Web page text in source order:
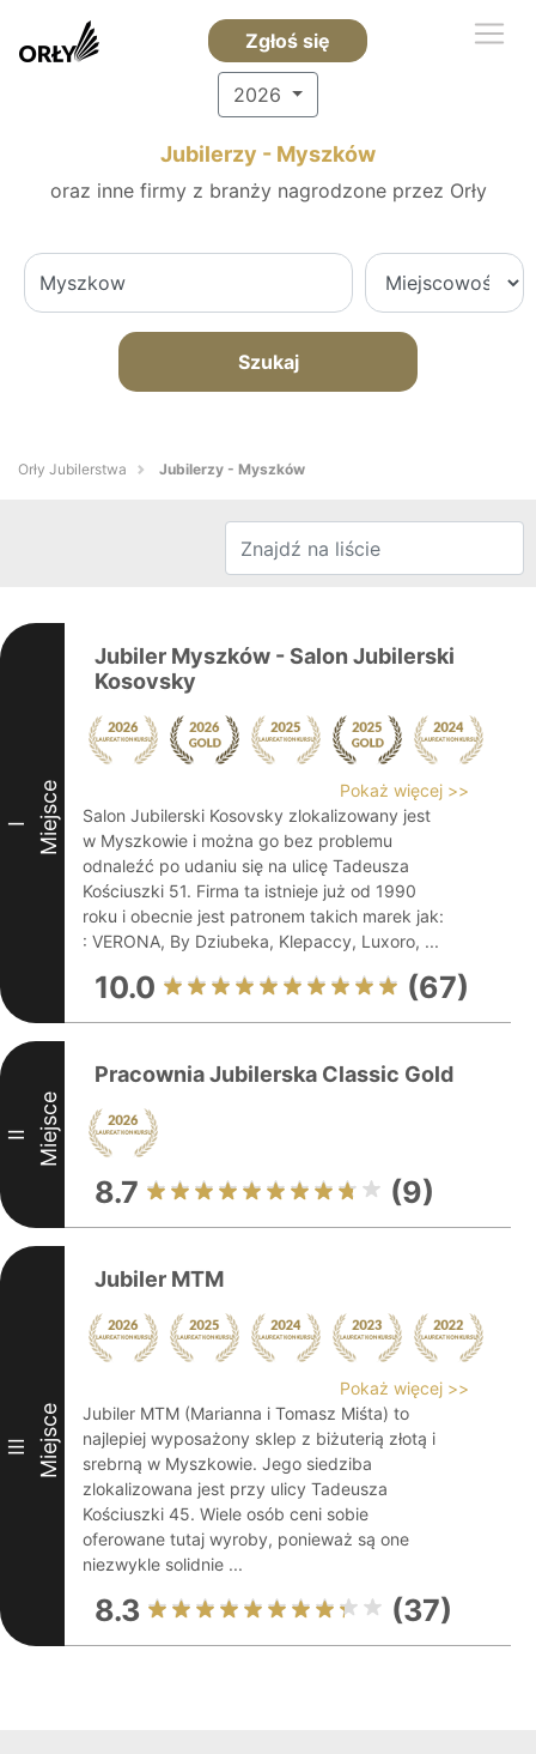
Zgłoś się
2026
Jubilerzy - Myszków
oraz inne firmy z branży nagrodzone przez Orły
Szukaj
Orły Jubilerstwa Jubilerzy - Myszków
I Miejsce
Jubiler Myszków - Salon Jubilerski
Kosovsky
Pokaż więcej >>
Salon Jubilerski Kosovsky zlokalizowany jest
w Myszkowie i można go bez problemu
odnaleźć po udaniu się na ulicę Tadeusza
Kościuszki 51. Firma ta istnieje już od 1990
roku i obecnie jest patronem takich marek jak:
: VERONA, By Dziubeka, Klepaccy, Luxoro, ...
10.0 (67)
II Miejsce
Pracownia Jubilerska Classic Gold
8.7 (9)
III Miejsce
Jubiler MTM
Pokaż więcej >>
Jubiler MTM (Marianna i Tomasz Miśta) to
najlepiej wyposażony sklep z biżuterią złotą i
srebrną w Myszkowie. Jego siedziba
zlokalizowana jest przy ulicy Tadeusza
Kościuszki 45. Wiele osób ceni sobie
oferowane tutaj wyroby, ponieważ są one
niezwykle solidnie ...
8.3 (37)